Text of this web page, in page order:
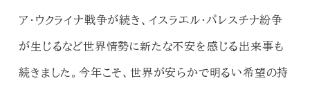
ア・ウクライナ戦争が続き、イスラエル・パレスチナ紛争
が生じるなど世界情勢に新たな不安を感じる出来事も
続きました。今年こそ、世界が安らかで明るい希望の持